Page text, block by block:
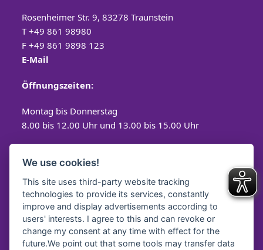
Rosenheimer Str. 9, 83278 Traunstein
T+49 861 98980
F +49 861 9898 123
E-Mail
Öffnungszeiten:
Montag bis Donnerstag
8.00 bis 12.00 Uhr und 13.00 bis 15.00 Uhr
8.00 bis 12.00 Uhr
Spendenkonto
We use cookies!
This site uses third-party website tracking
technologies to provide its services, constantly
improve and display advertisements according to
users' interests. I agree to this and can revoke or
change my consent at any time with effect for the
future.We point out that some tools may transfer data